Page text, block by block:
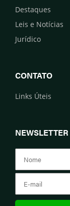
Destaques
Leis e Notícias
Jurídico
CONTATO
Links Úteis
NEWSLETTER